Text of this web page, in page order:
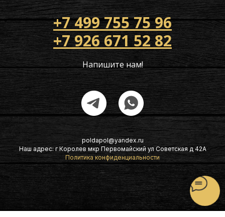
+7 499 755 75 96
+7 926 671 52 82
Напишите нам!
poldapol@yandex.ru
Наш адрес: г Королев мкр Первомайский ул Советская д 42А
Политика конфиденциальности